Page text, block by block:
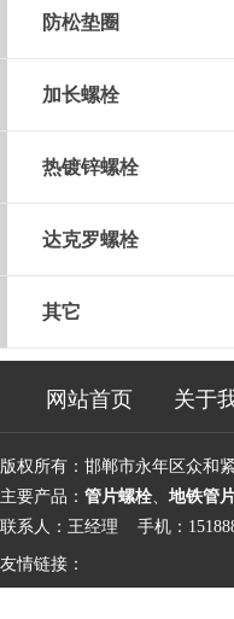
防松垫圈
加长螺栓
热镀锌螺栓
达克罗螺栓
其它
网站首页 关于
版权所有：邯郸市永年区众
主要产品： 管片螺栓、 地铁管
联系人：王经理 手机：
友情链接：